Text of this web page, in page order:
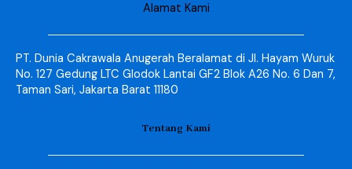
Alamat Kami
PT. Dunia Cakrawala Anugerah Beralamat di Jl. Hayam Wuruk
No. 127 Gedung LTC Glodok Lantai GF2 Blok A26 No. 6 Dan 7,
Taman Sari, Jakarta Barat 11180
Tentang Kami